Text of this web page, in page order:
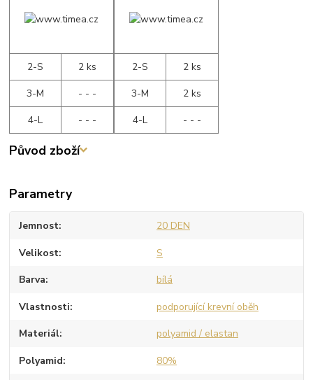
2-S
2 ks
3-M
- - -
4-L
- - -
2-S
2 ks
3-M
2 ks
4-L
- - -
Původ zboží
Parametry
Jemnost 20 DEN
Velikost S
Barva bílá
Vlastnosti podporující krevní oběh
Materiál polyamid / elastan
Polyamid 80%